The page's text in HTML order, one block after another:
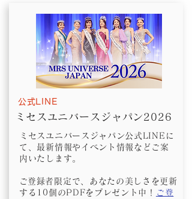
公式LINE
ミセスユニバースジャパン2026
ミセスユニバースジャパン公式LINEに
て、最新情報やイベント情報などご案
内いたします。
​ご登録者限定で、あなたの美しさを更新
する10個のPDFをプレゼント中！
ご登